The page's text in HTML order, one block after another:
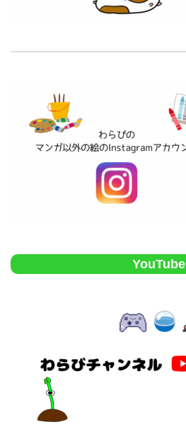
YouTube